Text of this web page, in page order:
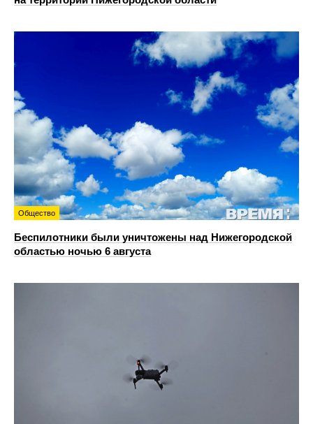
Общество
Беспилотники были уничтожены над Нижегородской
областью ночью 6 августа